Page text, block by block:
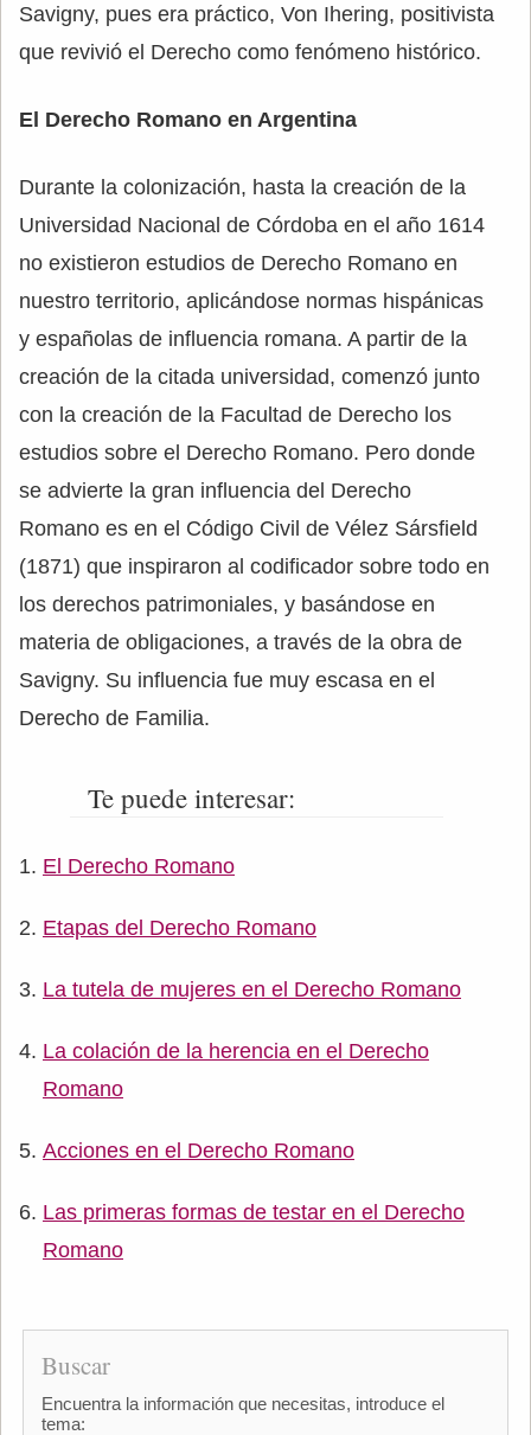
Savigny, pues era práctico, Von Ihering, positivista
que revivió el Derecho como fenómeno histórico.
El Derecho Romano en Argentina
Durante la colonización, hasta la creación de la
Universidad Nacional de Córdoba en el año 1614
no existieron estudios de Derecho Romano en
nuestro territorio, aplicándose normas hispánicas
y españolas de influencia romana. A partir de la
creación de la citada universidad, comenzó junto
con la creación de la Facultad de Derecho los
estudios sobre el Derecho Romano. Pero donde
se advierte la gran influencia del Derecho
Romano es en el Código Civil de Vélez Sársfield
(1871) que inspiraron al codificador sobre todo en
los derechos patrimoniales, y basándose en
materia de obligaciones, a través de la obra de
Savigny. Su influencia fue muy escasa en el
Derecho de Familia.
Te puede interesar:
El Derecho Romano
Etapas del Derecho Romano
La tutela de mujeres en el Derecho Romano
La colación de la herencia en el Derecho
Romano
Acciones en el Derecho Romano
Las primeras formas de testar en el Derecho
Romano
Buscar
Encuentra la información que necesitas, introduce el
tema: